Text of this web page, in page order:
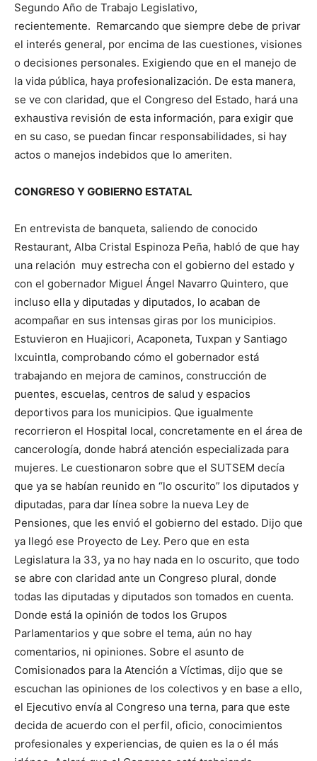
Segundo Año de Trabajo Legislativo,
recientemente. Remarcando que siempre debe de privar
el interés general, por encima de las cuestiones, visiones
o decisiones personales. Exigiendo que en el manejo de
la vida pública, haya profesionalización. De esta manera,
se ve con claridad, que el Congreso del Estado, hará una
exhaustiva revisión de esta información, para exigir que
en su caso, se puedan fincar responsabilidades, si hay
actos o manejos indebidos que lo ameriten.
CONGRESO Y GOBIERNO ESTATAL
En entrevista de banqueta, saliendo de conocido
Restaurant, Alba Cristal Espinoza Peña, habló de que hay
una relación muy estrecha con el gobierno del estado y
con el gobernador Miguel Ángel Navarro Quintero, que
incluso ella y diputadas y diputados, lo acaban de
acompañar en sus intensas giras por los municipios.
Estuvieron en Huajicori, Acaponeta, Tuxpan y Santiago
Ixcuintla, comprobando cómo el gobernador está
trabajando en mejora de caminos, construcción de
puentes, escuelas, centros de salud y espacios
deportivos para los municipios. Que igualmente
recorrieron el Hospital local, concretamente en el área de
cancerología, donde habrá atención especializada para
mujeres. Le cuestionaron sobre que el SUTSEM decía
que ya se habían reunido en “lo oscurito” los diputados y
diputadas, para dar línea sobre la nueva Ley de
Pensiones, que les envió el gobierno del estado. Dijo que
ya llegó ese Proyecto de Ley. Pero que en esta
Legislatura la 33, ya no hay nada en lo oscurito, que todo
se abre con claridad ante un Congreso plural, donde
todas las diputadas y diputados son tomados en cuenta.
Donde está la opinión de todos los Grupos
Parlamentarios y que sobre el tema, aún no hay
comentarios, ni opiniones. Sobre el asunto de
Comisionados para la Atención a Víctimas, dijo que se
escuchan las opiniones de los colectivos y en base a ello,
el Ejecutivo envía al Congreso una terna, para que este
decida de acuerdo con el perfil, oficio, conocimientos
profesionales y experiencias, de quien es la o él más